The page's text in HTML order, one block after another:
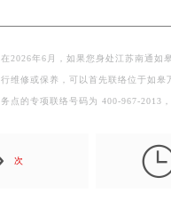
在2026年6月，如果您身处江苏南通如
行维修或保养，可以首先联络位于如皋
务点的专项联络号码为 400-967-2013
次